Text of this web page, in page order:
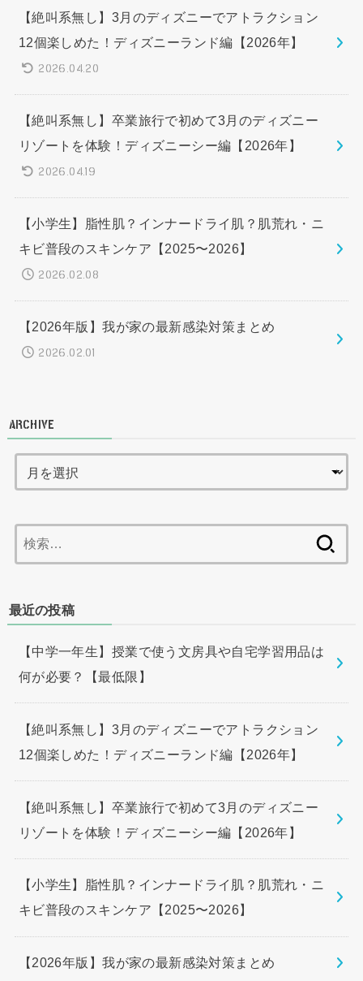
【絶叫系無し】3月のディズニーでアトラクション
12個楽しめた！ディズニーランド編【2026年】
2026.04.20
【絶叫系無し】卒業旅行で初めて3月のディズニー
リゾートを体験！ディズニーシー編【2026年】
2026.04.19
【小学生】脂性肌？インナードライ肌？肌荒れ・ニ
キビ普段のスキンケア【2025〜2026】
2026.02.08
【2026年版】我が家の最新感染対策まとめ
2026.02.01
ARCHIVE
索:
最近の投稿
【中学一年生】授業で使う文房具や自宅学習用品は
何が必要？【最低限】
【絶叫系無し】3月のディズニーでアトラクション
12個楽しめた！ディズニーランド編【2026年】
【絶叫系無し】卒業旅行で初めて3月のディズニー
リゾートを体験！ディズニーシー編【2026年】
【小学生】脂性肌？インナードライ肌？肌荒れ・ニ
キビ普段のスキンケア【2025〜2026】
【2026年版】我が家の最新感染対策まとめ